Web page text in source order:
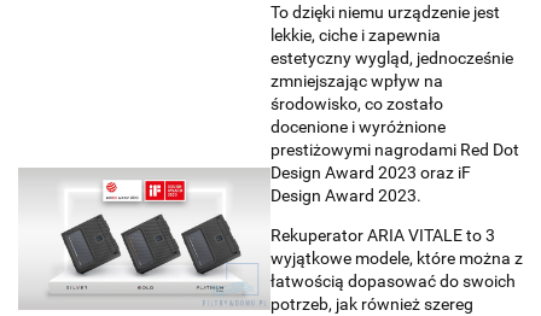
To dzięki niemu urządzenie jest
lekkie, ciche i zapewnia
estetyczny wygląd, jednocześnie
zmniejszając wpływ na
środowisko, co zostało
docenione i wyróżnione
prestiżowymi nagrodami Red Dot
Design Award 2023 oraz iF
Design Award 2023.
Rekuperator ARIA VITALE to3
wyjątkowe modele, które można z
łatwością dopasować do swoich
potrzeb, jak równieższereg